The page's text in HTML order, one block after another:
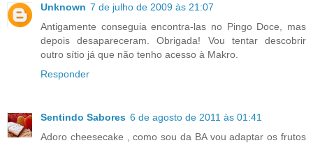
Unknown 7 de julho de 2009 às 21:07
Antigamente conseguia encontra-las no Pingo Doce, mas
depois desapareceram. Obrigada! Vou tentar descobrir
outro sítio já que não tenho acesso à Makro.
Responder
Sentindo Sabores 6 de agosto de 2011 às 01:41
Adoro cheesecake , como sou da BA vou adaptar os frutos